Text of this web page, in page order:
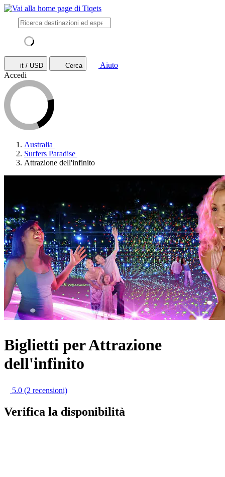
it / USD Cerca
Aiuto
Accedi
Australia
Surfers Paradise
Attrazione dell'infinito
Biglietti per Attrazione
dell'infinito
5.0 (2 recensioni)
Verifica la disponibilità